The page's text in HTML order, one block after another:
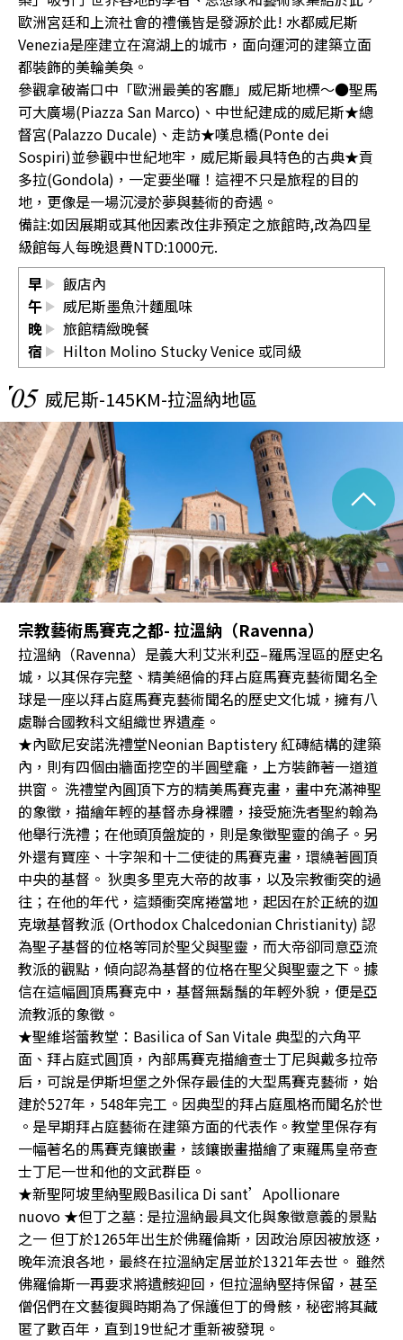
歐洲宮廷和上流社會的禮儀皆是發源於此! 水都威尼斯
Venezia是座建立在瀉湖上的城市，面向運河的建築立面
都裝飾的美輪美奐。
參觀拿破崙口中「歐洲最美的客廳」威尼斯地標～●聖馬
可大廣場(Piazza San Marco)、中世紀建成的威尼斯★總
督宮(Palazzo Ducale)、走訪★嘆息橋(Ponte dei
Sospiri)並參觀中世紀地牢，威尼斯最具特色的古典★貢
多拉(Gondola)，一定要坐囉！這裡不只是旅程的目的
地，更像是一場沉浸於夢與藝術的奇遇。
備註:如因展期或其他因素改住非預定之旅館時,改為四星
級館每人每晚退費NTD:1000元.
早
飯店內
午
威尼斯墨魚汁麵風味
晚
旅館精緻晚餐
宿
Hilton Molino Stucky Venice 或同級
05 威尼斯-145KM-拉溫納地區
宗教藝術馬賽克之都- 拉溫納（Ravenna）
拉溫納（Ravenna）是義大利艾米利亞–羅馬涅區的歷史名
城，以其保存完整、精美絕倫的拜占庭馬賽克藝術聞名全
球是一座以拜占庭馬賽克藝術聞名的歷史文化城，擁有八
處聯合國教科文組織世界遺產。
★內歐尼安諾洗禮堂Neonian Baptistery 紅磚結構的建築
內，則有四個由牆面挖空的半圓壁龕，上方裝飾著一道道
拱窗。 洗禮堂內圓頂下方的精美馬賽克畫，畫中充滿神聖
的象徵，描繪年輕的基督赤身裸體，接受施洗者聖約翰為
他舉行洗禮；在他頭頂盤旋的，則是象徵聖靈的鴿子。另
外還有寶座、十字架和十二使徒的馬賽克畫，環繞著圓頂
中央的基督。 狄奧多里克大帝的故事，以及宗教衝突的過
往；在他的年代，這類衝突席捲當地，起因在於正統的迦
克墩基督教派 (Orthodox Chalcedonian Christianity) 認
為聖子基督的位格等同於聖父與聖靈，而大帝卻同意亞流
教派的觀點，傾向認為基督的位格在聖父與聖靈之下。據
信在這幅圓頂馬賽克中，基督無鬍鬚的年輕外貌，便是亞
流教派的象徵。
★聖維塔蕾教堂：Basilica of San Vitale 典型的六角平
面、拜占庭式圓頂，內部馬賽克描繪查士丁尼與戴多拉帝
后，可說是伊斯坦堡之外保存最佳的大型馬賽克藝術，始
建於527年，548年完工。因典型的拜占庭風格而聞名於世
。是早期拜占庭藝術在建築方面的代表作。教堂里保存有
一幅著名的馬賽克鑲嵌畫，該鑲嵌畫描繪了東羅馬皇帝查
士丁尼一世和他的文武群臣。
★新聖阿坡里納聖殿Basilica Di sant’Apollionare
nuovo ★但丁之墓 : 是拉溫納最具文化與象徵意義的景點
之一 但丁於1265年出生於佛羅倫斯，因政治原因被放逐，
晚年流浪各地，最終在拉溫納定居並於1321年去世。 雖然
佛羅倫斯一再要求將遺骸迎回，但拉溫納堅持保留，甚至
僧侶們在文藝復興時期為了保護但丁的骨骸，秘密將其藏
匿了數百年，直到19世紀才重新被發現。
^